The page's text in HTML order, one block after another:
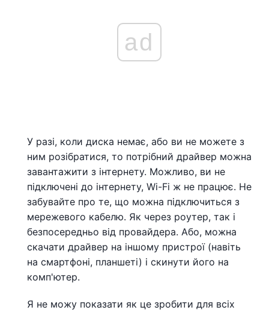
ad
У разі, коли диска немає, або ви не можете з
ним розібратися, то потрібний драйвер можна
завантажити з інтернету. Можливо, ви не
підключені до інтернету, Wi-Fi ж не працює. Не
забувайте про те, що можна підключиться з
мережевого кабелю. Як через роутер, так і
безпосередньо від провайдера. Або, можна
скачати драйвер на іншому пристрої (навіть
на смартфоні, планшеті) і скинути його на
комп'ютер.
Я не можу показати як це зробити для всіх